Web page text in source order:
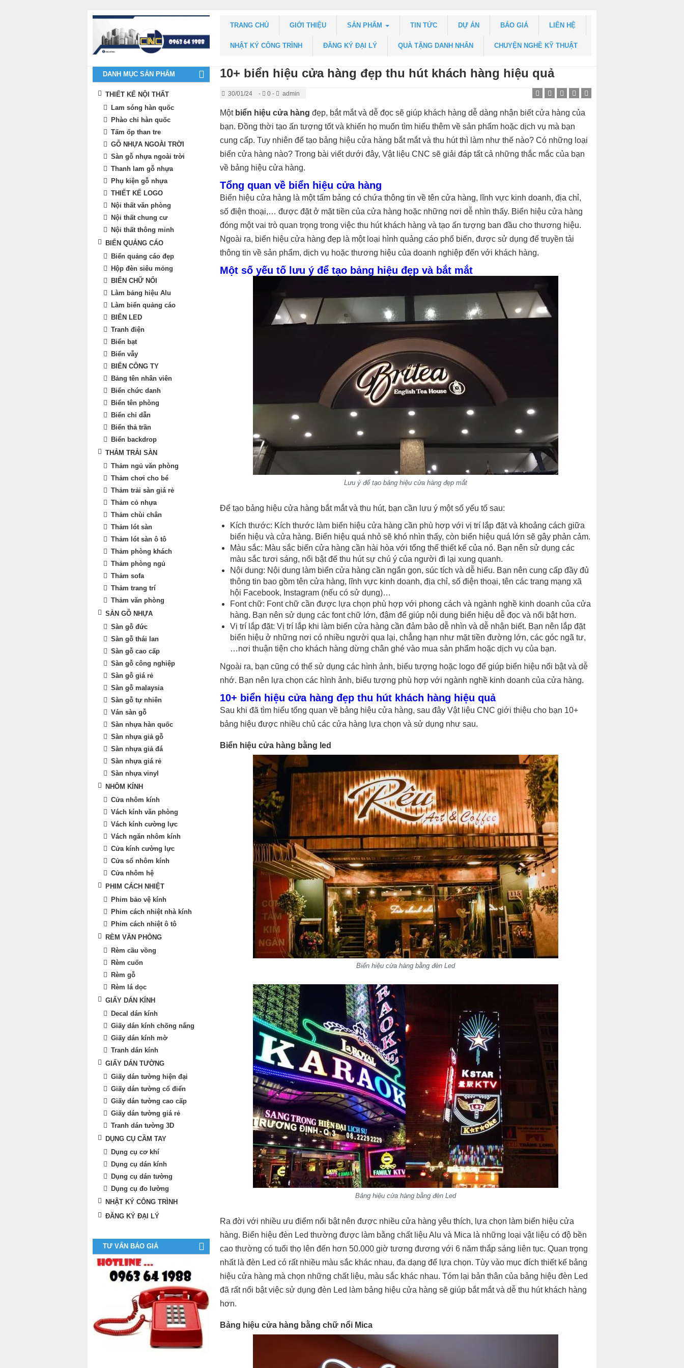
TRANG CHỦ GIỚI THIỆU SẢN PHẨM TIN TỨC DỰ ÁN BÁO GIÁ LIÊN HỆ
NHẬT KÝ CÔNG TRÌNH ĐĂNG KÝ ĐẠI LÝ QUÀ TẶNG DANH NHÂN CHUYỆN NGHỀ KỸ THUẬT
10+ biển hiệu cửa hàng đẹp thu hút khách hàng hiệu quả
30/01/24 - 0 - admin
Một biển hiệu cửa hàng đẹp, bắt mắt và dễ đọc sẽ giúp khách hàng dễ dàng nhận biết cửa hàng của
bạn. Đồng thời tạo ấn tượng tốt và khiến họ muốn tìm hiểu thêm về sản phẩm hoặc dịch vụ mà bạn
cung cấp. Tuy nhiên để tạo bảng hiệu cửa hàng bắt mắt và thu hút thì làm như thế nào? Có những loại
biển cửa hàng nào? Trong bài viết dưới đây, Vật liệu CNC sẽ giải đáp tất cả những thắc mắc của bạn
về bảng hiệu cửa hàng.
Tổng quan về biển hiệu cửa hàng
Biển hiệu cửa hàng là một tấm bảng có chứa thông tin về tên cửa hàng, lĩnh vực kinh doanh, địa chỉ,
số điện thoại,… được đặt ở mặt tiền của cửa hàng hoặc những nơi dễ nhìn thấy. Biển hiệu cửa hàng
đóng một vai trò quan trọng trong việc thu hút khách hàng và tạo ấn tượng ban đầu cho thương hiệu.
Ngoài ra, biển hiệu cửa hàng đẹp là một loại hình quảng cáo phổ biến, được sử dụng để truyền tải
thông tin về sản phẩm, dịch vụ hoặc thương hiệu của doanh nghiệp đến với khách hàng.
Một số yếu tố lưu ý để tạo bảng hiệu đẹp và bắt mắt
Lưu ý để tạo bảng hiệu cửa hàng đẹp mắt
Để tạo bảng hiệu cửa hàng bắt mắt và thu hút, bạn cần lưu ý một số yếu tố sau:
Kích thước: Kích thước làm biển hiệu cửa hàng cần phù hợp với vị trí lắp đặt và khoảng cách giữa
biển hiệu và cửa hàng. Biển hiệu quá nhỏ sẽ khó nhìn thấy, còn biển hiệu quá lớn sẽ gây phản cảm.
Màu sắc: Màu sắc biển cửa hàng cần hài hòa với tổng thể thiết kế của nó. Bạn nên sử dụng các
màu sắc tươi sáng, nổi bật để thu hút sự chú ý của người đi lại xung quanh.
Nội dung: Nội dung làm biển cửa hàng cần ngắn gọn, súc tích và dễ hiểu. Bạn nên cung cấp đầy đủ
thông tin bao gồm tên cửa hàng, lĩnh vực kinh doanh, địa chỉ, số điện thoại, tên các trang mạng xã
hội Facebook, Instagram (nếu có sử dụng)…
Font chữ: Font chữ cần được lựa chọn phù hợp với phong cách và ngành nghề kinh doanh của cửa
hàng. Bạn nên sử dụng các font chữ lớn, đậm để giúp nội dung biển hiệu dễ đọc và nổi bật hơn.
Vị trí lắp đặt: Vị trí lắp khi làm biển cửa hàng cần đảm bảo dễ nhìn và dễ nhận biết. Bạn nên lắp đặt
biển hiệu ở những nơi có nhiều người qua lại, chẳng hạn như mặt tiền đường lớn, các góc ngã tư,
…nơi thuận tiện cho khách hàng dừng chân ghé vào mua sản phẩm hoặc dịch vụ của bạn.
Ngoài ra, bạn cũng có thể sử dụng các hình ảnh, biểu tượng hoặc logo để giúp biển hiệu nổi bật và dễ
nhớ. Bạn nên lựa chọn các hình ảnh, biểu tượng phù hợp với ngành nghề kinh doanh của cửa hàng.
10+ biển hiệu cửa hàng đẹp thu hút khách hàng hiệu quả
Sau khi đã tìm hiểu tổng quan về bảng hiệu cửa hàng, sau đây Vật liệu CNC giới thiệu cho bạn 10+
bảng hiệu được nhiều chủ các cửa hàng lựa chọn và sử dụng như sau.
Biển hiệu cửa hàng bằng led
Biển hiệu cửa hàng bằng đèn Led
Bảng hiệu cửa hàng bằng đèn Led
Ra đời với nhiều ưu điểm nổi bật nên được nhiều cửa hàng yêu thích, lựa chọn làm biển hiệu cửa
hàng. Biển hiệu đèn Led thường được làm bằng chất liệu Alu và Mica là những loại vật liệu có độ bền
cao thường có tuổi thọ lên đến hơn 50.000 giờ tương đương với 6 năm thắp sáng liên tục. Quan trọng
nhất là đèn Led có rất nhiều màu sắc khác nhau, đa dạng để lựa chọn. Tùy vào mục đích thiết kế bảng
hiệu cửa hàng mà chọn những chất liệu, màu sắc khác nhau. Tóm lại bản thân của bảng hiệu đèn Led
đã rất nổi bật việc sử dụng đèn Led làm bảng hiệu cửa hàng sẽ giúp bắt mắt và dễ thu hút khách hàng
hơn.
Bảng hiệu cửa hàng bằng chữ nổi Mica
DANH MỤC SẢN PHẨM
THIẾT KẾ NỘI THẤT
Lam sóng hàn quốc
Phào chỉ hàn quốc
Tấm ốp than tre
GỖ NHỰA NGOÀI TRỜI
Sàn gỗ nhựa ngoài trời
Thanh lam gỗ nhựa
Phụ kiện gỗ nhựa
THIẾT KẾ LOGO
Nội thất văn phòng
Nội thất chung cư
Nội thất thông minh
BIỂN QUẢNG CÁO
Biển quảng cáo đẹp
Hộp đèn siêu mỏng
BIỂN CHỮ NỔI
Làm bảng hiệu Alu
Làm biển quảng cáo
BIỂN LED
Tranh điện
Biển bạt
Biển vẫy
BIỂN CÔNG TY
Bảng tên nhân viên
Biển chức danh
Biển tên phòng
Biển chỉ dẫn
Biển thả trần
Biển backdrop
THẢM TRẢI SÀN
Thảm ngủ văn phòng
Thảm chơi cho bé
Thảm trải sàn giá rẻ
Thảm cỏ nhựa
Thảm chùi chân
Thảm lót sàn
Thảm lót sàn ô tô
Thảm phòng khách
Thảm phòng ngủ
Thảm sofa
Thảm trang trí
Thảm văn phòng
SÀN GỖ NHỰA
Sàn gỗ đức
Sàn gỗ thái lan
Sàn gỗ cao cấp
Sàn gỗ công nghiệp
Sàn gỗ giá rẻ
Sàn gỗ malaysia
Sàn gỗ tự nhiên
Ván sàn gỗ
Sàn nhựa hàn quốc
Sàn nhựa giả gỗ
Sàn nhựa giả đá
Sàn nhựa giá rẻ
Sàn nhựa vinyl
NHÔM KÍNH
Cửa nhôm kính
Vách kính văn phòng
Vách kính cường lực
Vách ngăn nhôm kính
Cửa kính cường lực
Cửa sổ nhôm kính
Cửa nhôm hệ
PHIM CÁCH NHIỆT
Phim bảo vệ kính
Phim cách nhiệt nhà kính
Phim cách nhiệt ô tô
RÈM VĂN PHÒNG
Rèm cầu vồng
Rèm cuốn
Rèm gỗ
Rèm lá dọc
GIẤY DÁN KÍNH
Decal dán kính
Giấy dán kính chống nắng
Giấy dán kính mờ
Tranh dán kính
GIẤY DÁN TƯỜNG
Giấy dán tường hiện đại
Giấy dán tường cổ điển
Giấy dán tường cao cấp
Giấy dán tường giá rẻ
Tranh dán tường 3D
DỤNG CỤ CẦM TAY
Dụng cụ cơ khí
Dụng cụ dán kính
Dụng cụ dán tường
Dụng cụ đo lường
NHẬT KÝ CÔNG TRÌNH
ĐĂNG KÝ ĐẠI LÝ
TƯ VẤN BÁO GIÁ